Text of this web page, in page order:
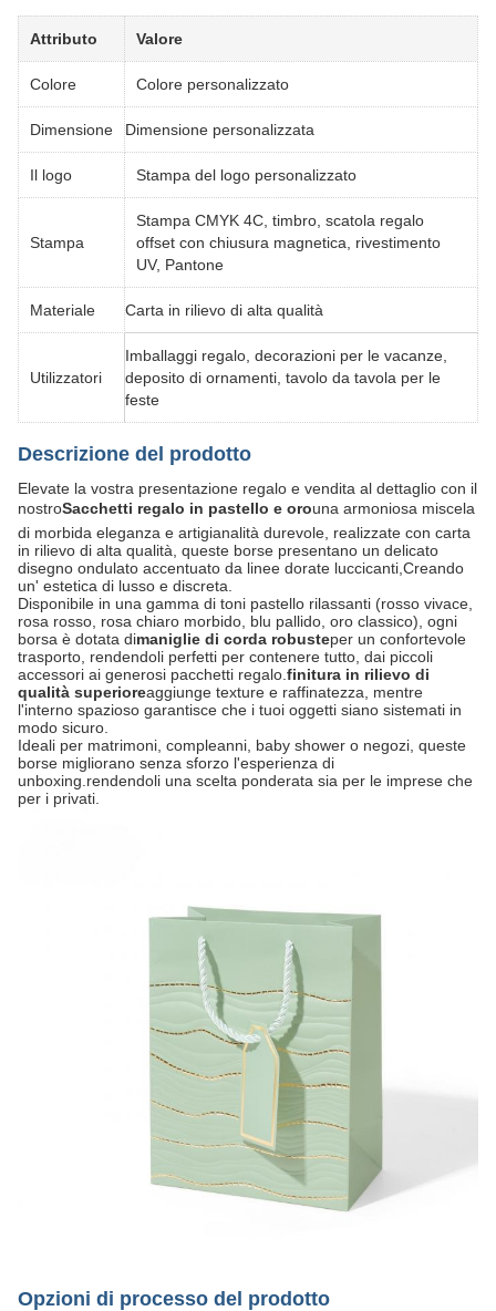
Attributo Valore
Colore Colore personalizzato
Dimensione Dimensione personalizzata
Il logo Stampa del logo personalizzato
Stampa
Stampa CMYK 4C, timbro, scatola regalo
offset con chiusura magnetica, rivestimento
UV, Pantone
Materiale Carta in rilievo di alta qualità
Utilizzatori
Imballaggi regalo, decorazioni per le vacanze,
deposito di ornamenti, tavolo da tavola per le
feste
Descrizione del prodotto
Elevate la vostra presentazione regalo e vendita al dettaglio con il
nostroSacchetti regalo in pastello e orouna armoniosa miscela
di morbida eleganza e artigianalità durevole, realizzate con carta
in rilievo di alta qualità, queste borse presentano un delicato
disegno ondulato accentuato da linee dorate luccicanti,Creando
un' estetica di lusso e discreta.
Disponibile in una gamma di toni pastello rilassanti (rosso vivace,
rosa rosso, rosa chiaro morbido, blu pallido, oro classico), ogni
borsa è dotata dimaniglie di corda robusteper un confortevole
trasporto, rendendoli perfetti per contenere tutto, dai piccoli
accessori ai generosi pacchetti regalo. finitura in rilievo di
qualità superioreaggiunge texture e raffinatezza, mentre
l'interno spazioso garantisce che i tuoi oggetti siano sistemati in
modo sicuro.
Ideali per matrimoni, compleanni, baby shower o negozi, queste
borse migliorano senza sforzo l'esperienza di
unboxing.rendendoli una scelta ponderata sia per le imprese che
per i privati.
Opzioni di processo del prodotto